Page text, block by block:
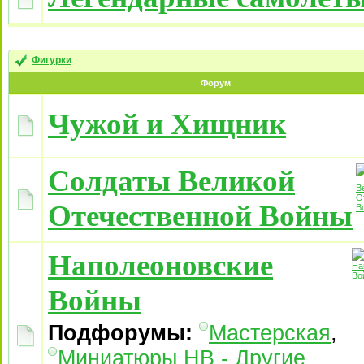
Фигурки
Форум
Чужой и Хищник
Солдаты Великой
Отечественной Войны
Наполеоновские
Войны
Подфорумы: Мастерская,
Миниатюры НВ - Другие